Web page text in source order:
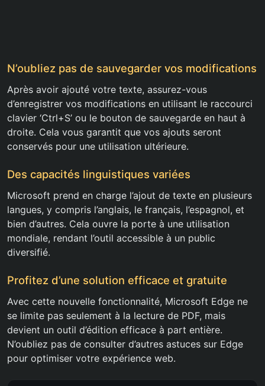
N’oubliez pas de sauvegarder vos modifications
Après avoir ajouté votre texte, assurez-vous
d’enregistrer vos modifications en utilisant le raccourci
clavier ‘Ctrl+S’ ou le bouton de sauvegarde en haut à
droite. Cela vous garantit que vos ajouts seront
conservés pour une utilisation ultérieure.
Des capacités linguistiques variées
Microsoft prend en charge l’ajout de texte en plusieurs
langues, y compris l’anglais, le français, l’espagnol, et
bien d’autres. Cela ouvre la porte à une utilisation
mondiale, rendant l’outil accessible à un public
diversifié.
Profitez d’une solution efficace et gratuite
Avec cette nouvelle fonctionnalité, Microsoft Edge ne
se limite pas seulement à la lecture de PDF, mais
devient un outil d’édition efficace à part entière.
N’oubliez pas de consulter d’autres astuces sur Edge
pour optimiser votre expérience web.